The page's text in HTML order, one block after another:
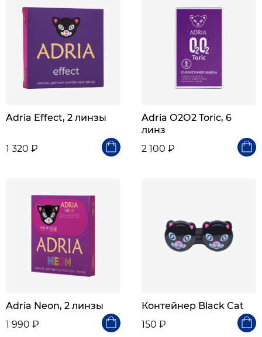
Adria Effect, 2 линзы
1 320 ₽
Adria О2О2 Toric, 6
линз
2 100 ₽
Adria Neon, 2 линзы
1 990 ₽
Контейнер Black Cat
150 ₽